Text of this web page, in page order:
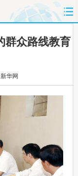
财经
法治
汽车
食品
群众路线教育
华网